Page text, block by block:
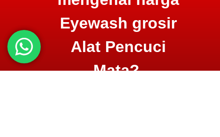
Eyewash grosir
Alat Pencuci
Mata?